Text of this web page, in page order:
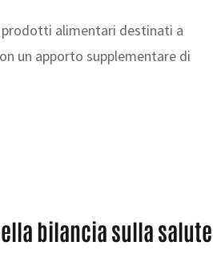
alimentari destinati a
un apporto supplementare di
bilancia sulla salute